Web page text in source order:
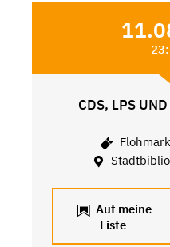
CDS, LPS
Auf meine
Liste